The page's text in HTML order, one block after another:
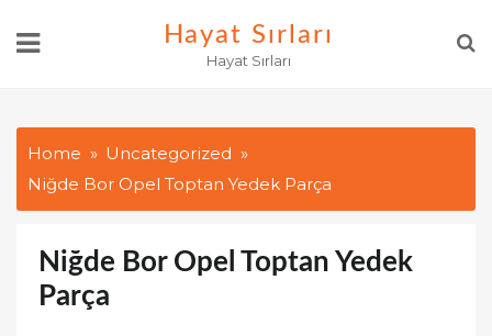
Hayat Sırları
Hayat Sırları
Home
Uncategorized
Niğde Bor Opel Toptan Yedek Parça
Niğde Bor Opel Toptan Yedek
Parça